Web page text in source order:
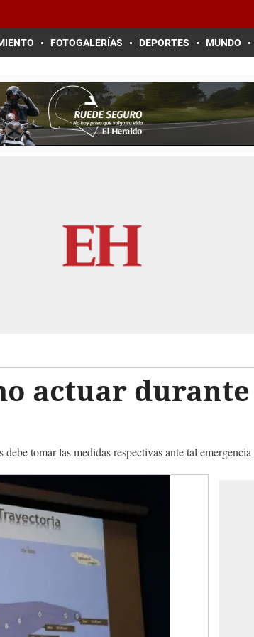
FOTOGALERÍAS DEPORTES MUNDO
actuar
tomar las medidas respectivas ante tal emergencia